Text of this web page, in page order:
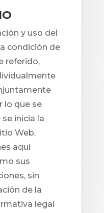
y uso del
condición de
referido,
lo que se
inicia la
Web,
aquí
sus
sin
de la
legal